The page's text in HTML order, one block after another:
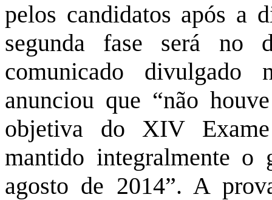
pelos candidatos após a
segunda fase será no
comunicado
anunciou que “não
objetiva do XIV
mantido integralmente
agosto de 2014”. A